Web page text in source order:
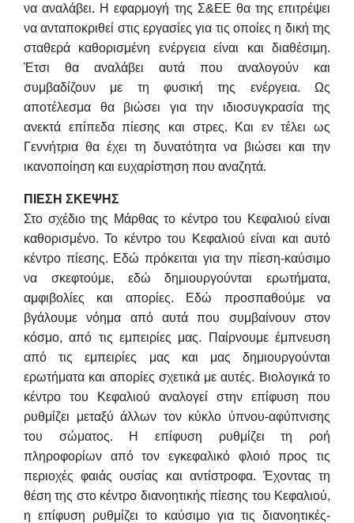
να αναλάβει. Η εφαρμογή της Σ&ΕΕ θα της επιτρέψει
να ανταποκριθεί στις εργασίες για τις οποίες η δική της
σταθερά καθορισμένη ενέργεια είναι και διαθέσιμη.
Έτσι θα αναλάβει αυτά που αναλογούν και
συμβαδίζουν με τη φυσική της ενέργεια. Ως
αποτέλεσμα θα βιώσει για την ιδιοσυγκρασία της
ανεκτά επίπεδα πίεσης και στρες. Και εν τέλει ως
Γεννήτρια θα έχει τη δυνατότητα να βιώσει και την
ικανοποίηση και ευχαρίστηση που αναζητά.
ΠΙΕΣΗ ΣΚΕΨΗΣ
Στο σχέδιο της Μάρθας το κέντρο του Κεφαλιού είναι
καθορισμένο. Το κέντρο του Κεφαλιού είναι και αυτό
κέντρο πίεσης. Εδώ πρόκειται για την πίεση-καύσιμο
να σκεφτούμε, εδώ δημιουργούνται ερωτήματα,
αμφιβολίες και απορίες. Εδώ προσπαθούμε να
βγάλουμε νόημα από αυτά που συμβαίνουν στον
κόσμο, από τις εμπειρίες μας. Παίρνουμε έμπνευση
από τις εμπειρίες μας και μας δημιουργούνται
ερωτήματα και απορίες σχετικά με αυτές. Βιολογικά το
κέντρο του Κεφαλιού αναλογεί στην επίφυση που
ρυθμίζει μεταξύ άλλων τον κύκλο ύπνου-αφύπνισης
του σώματος. Η επίφυση ρυθμίζει τη ροή
πληροφορίων από τον εγκεφαλικό φλοιό προς τις
περιοχές φαιάς ουσίας και αντίστροφα. Έχοντας τη
θέση της στο κέντρο διανοητικής πίεσης του Κεφαλιού,
η επίφυση ρυθμίζει το καύσιμο για τις διανοητικές-